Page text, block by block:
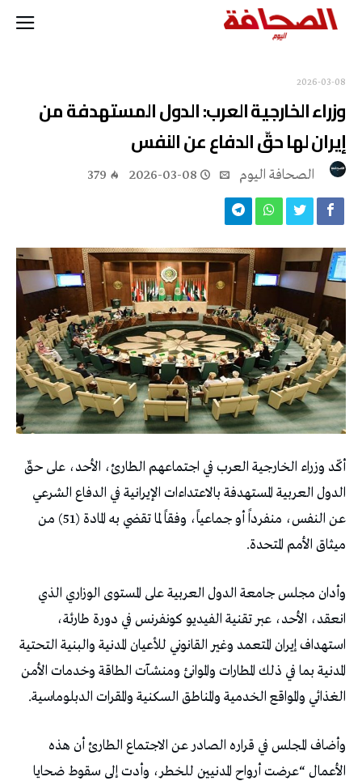
2026-03-08
وزراء الخارجية العرب: الدول المستهدفة من
إيران لها حقّ الدفاع عن النفس
2026-03-08
379
أكّد وزراء الخارجية العرب في اجتماعهم الطارئ، الأحد، على حقّ
الدول العربية المستهدفة بالاعتداءات الإيرانية في الدفاع الشرعي
عن النفس، منفرداً أو جماعياً، وفقاً لما تقضي به المادة (51) من
ميثاق الأمم المتحدة.
وأدان مجلس جامعة الدول العربية على المستوى الوزاري الذي
انعقد، الأحد، عبر تقنية الفيديو كونفرنس في دورة طارئة،
استهداف إيران المتعمد وغير القانوني للأعيان المدنية والبنية التحتية
المدنية بما في ذلك المطارات والموانئ ومنشآت الطاقة وخدمات الأمن
الغذائي والمواقع الخدمية والمناطق السكنية والمقرات الدبلوماسية.
وأضاف المجلس في قراره الصادر عن الاجتماع الطارئ أن هذه
الأعمال “عرضت أرواح المدنيين للخطر، وأدت إلى سقوط ضحايا